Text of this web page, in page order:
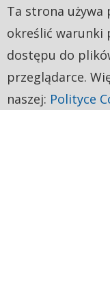
Ta strona używa
określić warunki
dostępu do
przeglądarce.
naszej: Polityce